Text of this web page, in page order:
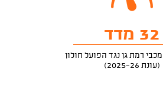
32 מדד
(עונת 2025-26)